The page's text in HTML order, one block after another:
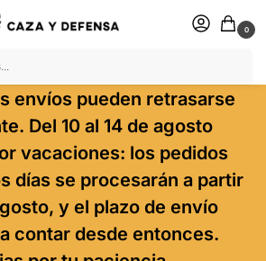
0
envíos pueden retrasarse
Del 10 al 14 de agosto
vacaciones: los pedidos
días se procesarán a partir
y el plazo de envío
contar desde entonces.